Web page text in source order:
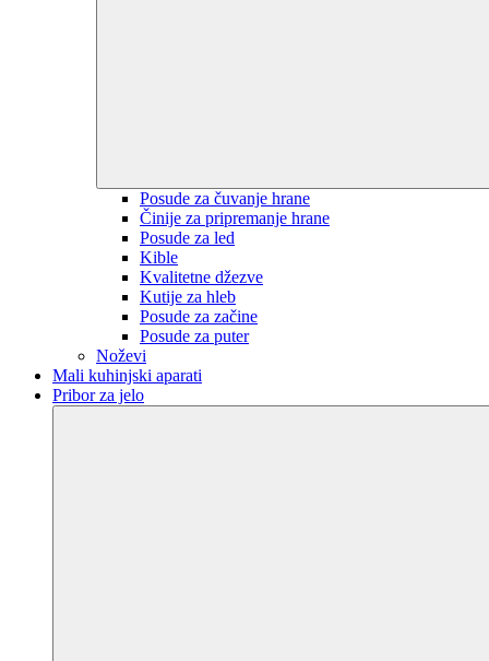
Posude za čuvanje hrane
Činije za pripremanje hrane
Posude za led
Kible
Kvalitetne džezve
Kutije za hleb
Posude za začine
Posude za puter
Noževi
Mali kuhinjski aparati
Pribor za jelo